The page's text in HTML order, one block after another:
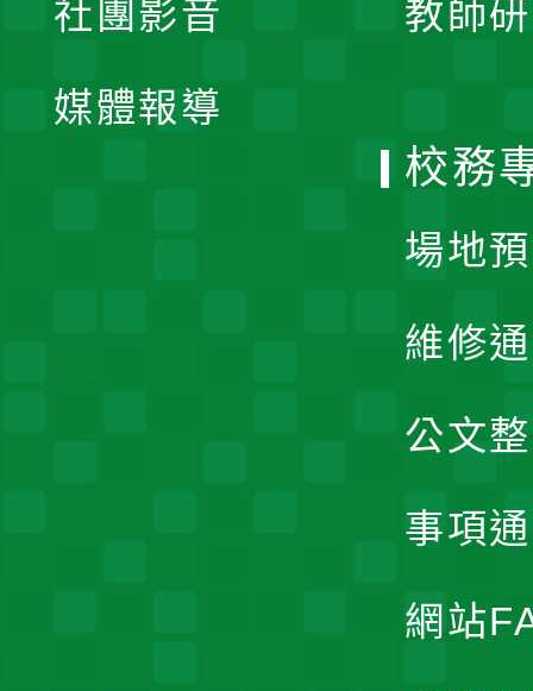
教師
社團影音
媒體報導
校務
場地
維修
公文
事項
網站